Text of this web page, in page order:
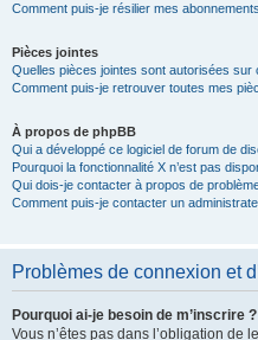
Comment puis-je résilier mes
Pièces jointes
Quelles pièces jointes sont autorisées sur
Comment puis-je retrouver toutes mes
À propos de phpBB
Qui a développé ce logiciel de forum de
Pourquoi la fonctionnalité X n’est pas
Qui dois-je contacter à propos de
Comment puis-je contacter un
Problèmes de connexion et
Pourquoi ai-je besoin de m’inscrire ?
Vous n’êtes pas dans l’obligation de